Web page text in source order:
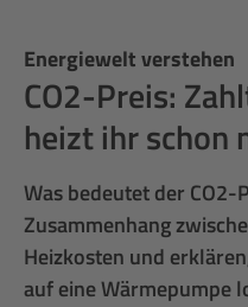
Energiewelt verstehen
CO2-Preis:
heizt ihr schon
Was bedeutet der
Zusammenhang
Heizkosten und
auf eine Wärmepumpe